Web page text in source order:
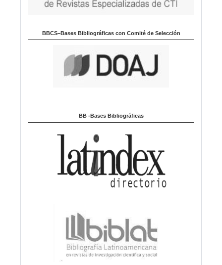
BBCS–Bases Bibliográficas con Comité de Selección
BB -Bases Bibliográficas